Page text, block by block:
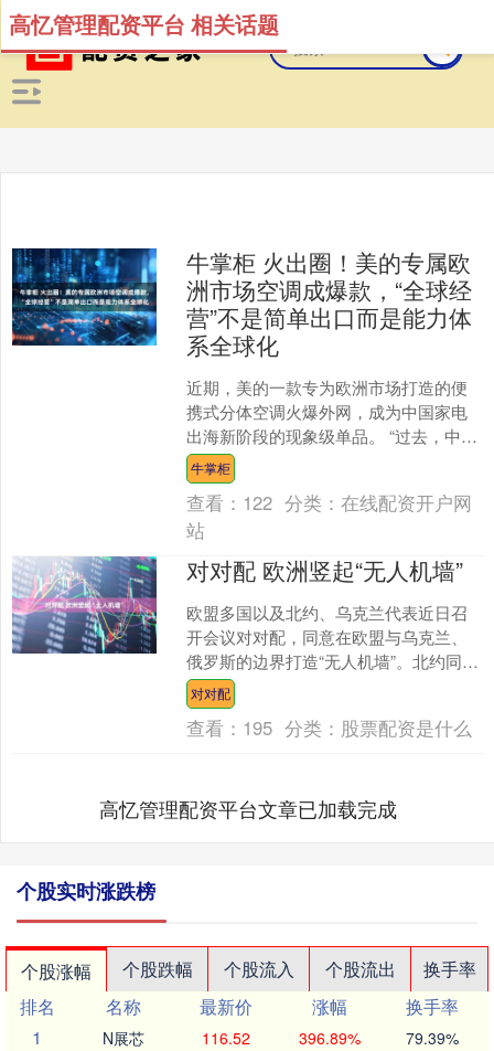
高忆管理配资平台 相关话题
牛掌柜 火出圈！美的专属欧
洲市场空调成爆款，“全球经
营”不是简单出口而是能力体
系全球化
近期，美的一款专为欧洲市场打造的便
携式分体空调火爆外网，成为中国家电
出海新阶段的现象级单品。 “过去，中国
制造企业参与全球竞争，更多依靠制造
效率、供应链能力和规....
牛掌柜
查看： 122 分类：在线配资开户网
站
对对配 欧洲竖起“无人机墙”
欧盟多国以及北约、乌克兰代表近日召
开会议对对配，同意在欧盟与乌克兰、
俄罗斯的边界打造“无人机墙”。北约同时
称，将强化在波罗的海地区的军事存
在。 俄罗斯方面强硬回....
对对配
查看： 195 分类： 股票配资是什么
高忆管理配资平台文章已加载完成
个股实时涨跌榜
个股涨幅 个股跌幅 个股流入 个股流出
换手率
排名
名称 最新价 涨幅
换手率
1
N展芯 116.52 396.89% 79.39%